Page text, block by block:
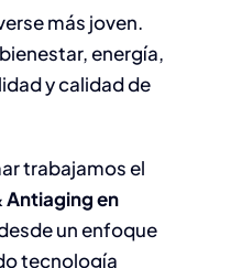
más joven.
energía,
y calidad de
trabajamos el
Antiaging en
un enfoque
tecnología